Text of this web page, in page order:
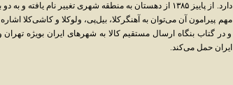
دارد. از پاییز ۱۳۸۵ از دهستان به منطقه شهری تغییر نام
مهم پیرامون آن می‌توان به آهنگرکلا، بیل‌پی، ولوکلا و کاشی‌کلا
و در گتاب بنگاه ارسال مستقیم کالا به شهرهای ایران بویژه
ایران حمل می‌کند.